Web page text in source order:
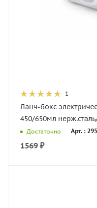
1
Ланч-бокс
450/650мл
Достаточно Арт. :
1569 ₽